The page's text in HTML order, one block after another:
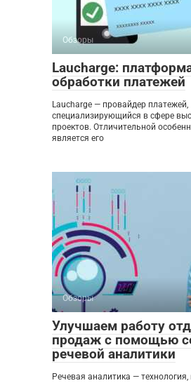
Обзоры
Laucharge:
обработки платежей
Laucharge — провайдер платежей,
специализирующийся в сфере
проектов. Отличительной
является его
Обзоры
Улучшаем работу
продаж с помощью
речевой аналитики
Речевая аналитика —